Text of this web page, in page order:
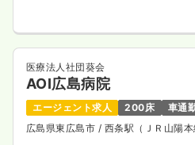
医療法人社団葵会
AOI広島病院
エージェント求人 200床
車通
広島県東広島市 / 西条駅（ＪＲ山陽